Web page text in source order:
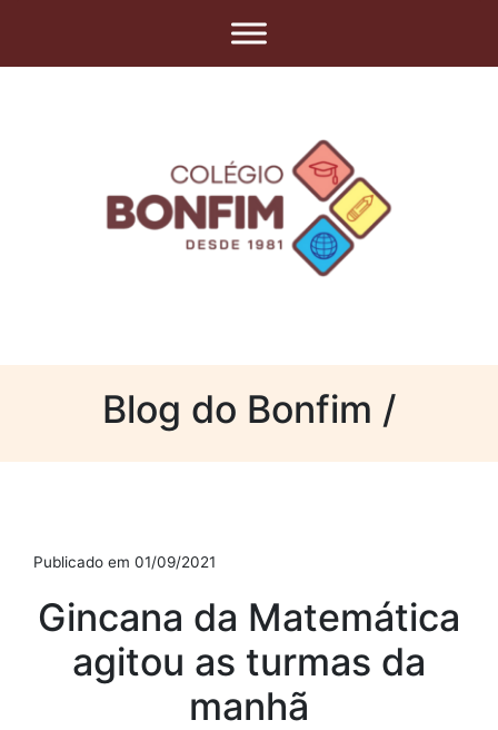
Blog do Bonfim /
Publicado em 01/09/2021
Gincana da Matemática
agitou as turmas da
manhã